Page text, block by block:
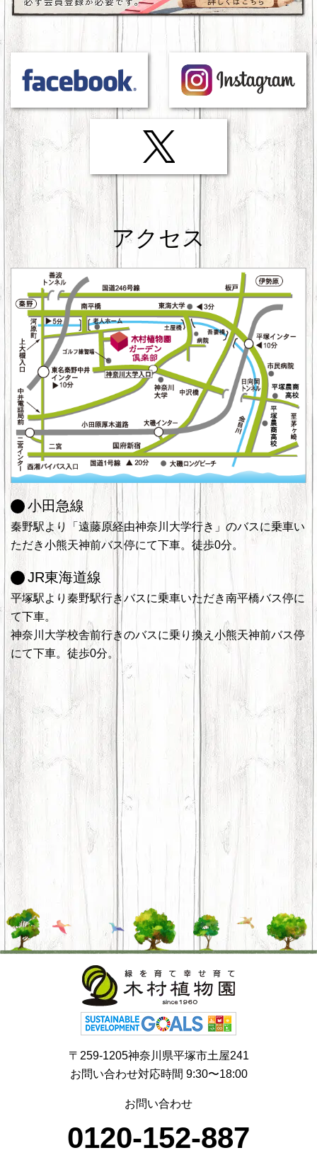
アクセス
小田急線
秦野駅より「遠藤原経由神奈川大学行き」のバスに乗車い
ただき小熊天神前バス停にて下車。徒歩0分。
JR東海道線
平塚駅より秦野駅行きバスに乗車いただき南平橋バス停に
て下車。
神奈川大学校舎前行きのバスに乗り換え小熊天神前バス停
にて下車。徒歩0分。
〒259-1205神奈川県平塚市土屋241
お問い合わせ対応時間 9:30〜18:00
お問い合わせ
0120-152-887